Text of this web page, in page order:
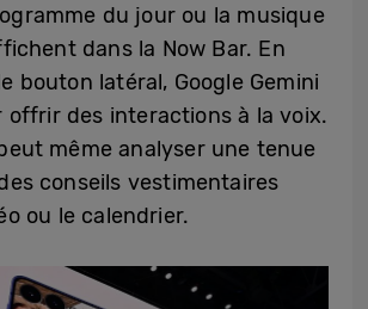
du jour ou la musique
dans la Now Bar. En
bouton latéral, Google Gemini
offrir des interactions à la voix.
même analyser une tenue
conseils vestimentaires
ou le calendrier.